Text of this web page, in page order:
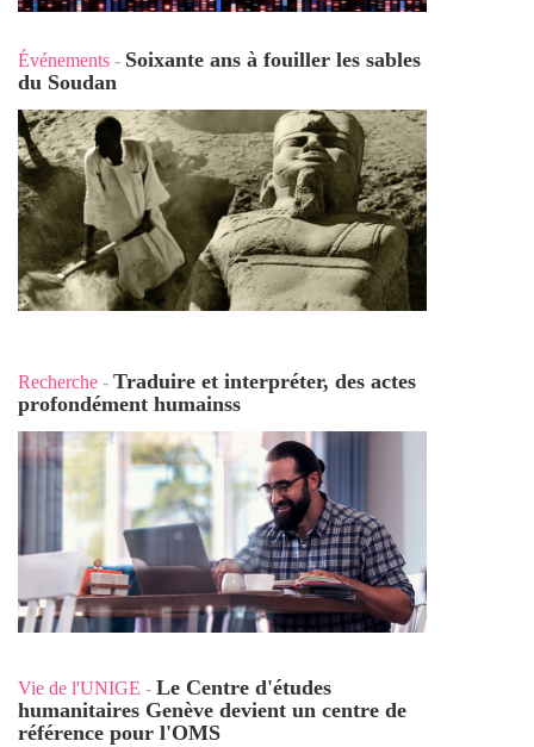
Événements - Soixante ans à fouiller les sables
du Soudan
Recherche - Traduire et interpréter, des actes
profondément humainss
Vie de l'UNIGE - Le Centre d'études
humanitaires Genève devient un centre de
référence pour l'OMS